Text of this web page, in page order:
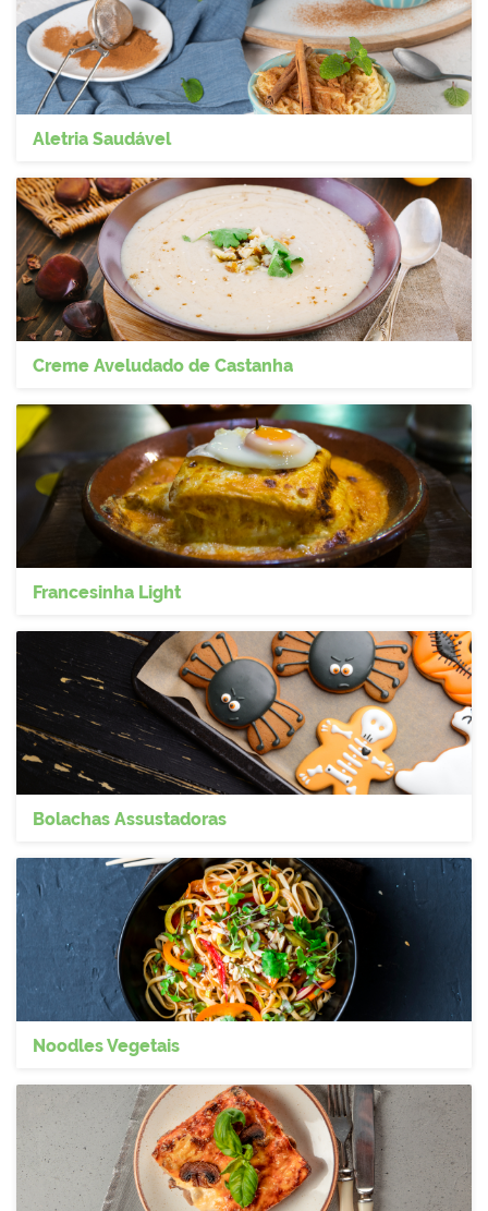
Aletria Saudável
Creme Aveludado de Castanha
Francesinha Light
Bolachas Assustadoras
Noodles Vegetais